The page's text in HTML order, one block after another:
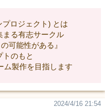
ロジェクト) とは
まる有志サークル
可能性がある』
トのもと
ム製作を目指します
2024/4/16 21:54